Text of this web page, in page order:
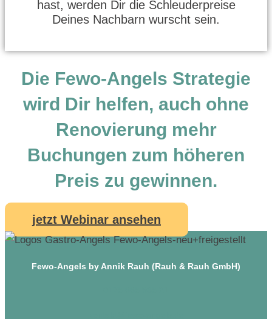
hast, werden Dir die Schleuderpreise
Deines Nachbarn wurscht sein.
Die Fewo-Angels Strategie
wird Dir helfen, auch ohne
Renovierung mehr
Buchungen zum höheren
Preis zu gewinnen.
jetzt Webinar ansehen
Fewo-Angels by Annik Rauh (Rauh & Rauh GmbH)